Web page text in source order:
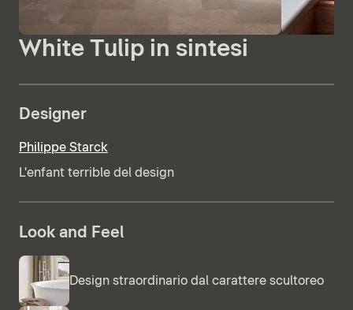
White Tulip in sintesi
Designer
Philippe Starck
L'enfant terrible del design
Look and Feel
Design straordinario dal carattere scultoreo